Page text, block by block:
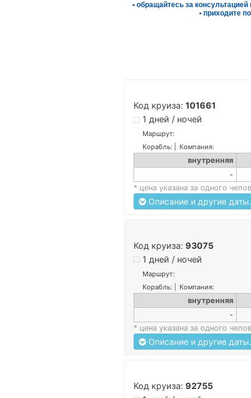
• обращайтесь за
• приходите